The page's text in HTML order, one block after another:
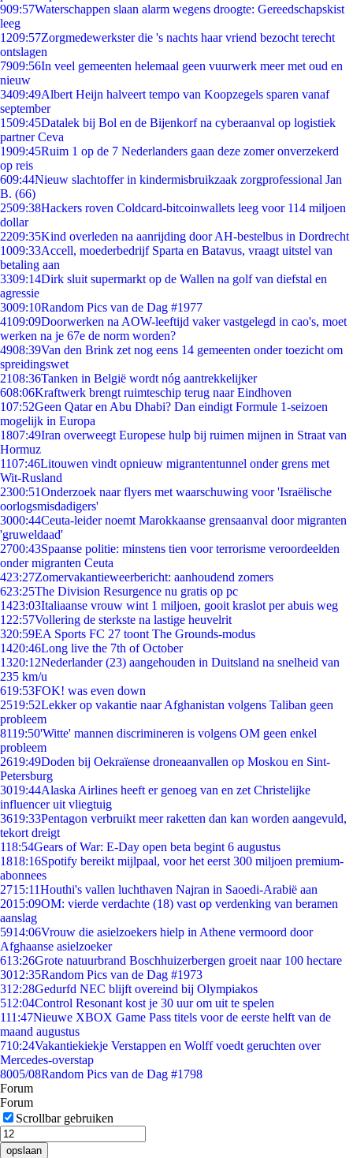
909:57Waterschappen slaan alarm wegens droogte: Gereedschapskist
leeg
1209:57Zorgmedewerkster die 's nachts haar vriend bezocht terecht
ontslagen
7909:56In veel gemeenten helemaal geen vuurwerk meer met oud en
nieuw
3409:49Albert Heijn halveert tempo van Koopzegels sparen vanaf
september
1509:45Datalek bij Bol en de Bijenkorf na cyberaanval op logistiek
partner Ceva
1909:45Ruim 1 op de 7 Nederlanders gaan deze zomer onverzekerd
op reis
609:44Nieuw slachtoffer in kindermisbruikzaak zorgprofessional Jan
B. (66)
2509:38Hackers roven Coldcard-bitcoinwallets leeg voor 114 miljoen
dollar
2209:35Kind overleden na aanrijding door AH-bestelbus in Dordrecht
1009:33Accell, moederbedrijf Sparta en Batavus, vraagt uitstel van
betaling aan
3309:14Dirk sluit supermarkt op de Wallen na golf van diefstal en
agressie
3009:10Random Pics van de Dag #1977
4109:09Doorwerken na AOW-leeftijd vaker vastgelegd in cao's, moet
werken na je 67e de norm worden?
4908:39Van den Brink zet nog eens 14 gemeenten onder toezicht om
spreidingswet
2108:36Tanken in België wordt nóg aantrekkelijker
608:06Kraftwerk brengt ruimteschip terug naar Eindhoven
107:52Geen Qatar en Abu Dhabi? Dan eindigt Formule 1-seizoen
mogelijk in Europa
1807:49Iran overweegt Europese hulp bij ruimen mijnen in Straat van
Hormuz
1107:46Litouwen vindt opnieuw migrantentunnel onder grens met
Wit-Rusland
2300:51Onderzoek naar flyers met waarschuwing voor 'Israëlische
oorlogsmisdadigers'
3000:44Ceuta-leider noemt Marokkaanse grensaanval door migranten
'gruweldaad'
2700:43Spaanse politie: minstens tien voor terrorisme veroordeelden
onder migranten Ceuta
423:27Zomervakantieweerbericht: aanhoudend zomers
623:25The Division Resurgence nu gratis op pc
1423:03Italiaanse vrouw wint 1 miljoen, gooit kraslot per abuis weg
1 22:57Vollering de sterkste na lastige heuvelrit
320:59EA Sports FC 27 toont The Grounds-modus
1420:46Long live the 7th of October
1320:12Nederlander (23) aangehouden in Duitsland na snelheid van
235 km/u
619:53FOK! was even down
2519:52Lekker op vakantie naar Afghanistan volgens Taliban geen
probleem
8119:50'Witte' mannen discrimineren is volgens OM geen enkel
probleem
2619:49Doden bij Oekraïense droneaanvallen op Moskou en Sint-
Petersburg
3019:44Alaska Airlines heeft er genoeg van en zet Christelijke
influencer uit vliegtuig
3619:33Pentagon verbruikt meer raketten dan kan worden aangevuld,
tekort dreigt
118:54Gears of War: E-Day open beta begint 6 augustus
1818:16Spotify bereikt mijlpaal, voor het eerst 300 miljoen premium-
abonnees
2715:11Houthi's vallen luchthaven Najran in Saoedi-Arabië aan
2015:09OM: vierde verdachte (18) vast op verdenking van beramen
aanslag
5914:06Vrouw die asielzoekers hielp in Athene vermoord door
Afghaanse asielzoeker
613:26Grote natuurbrand Boschhuizerbergen groeit naar 100 hectare
3012:35Random Pics van de Dag #1973
312:28Gedurfd NEC blijft overeind bij Olympiakos
512:04Control Resonant kost je 30 uur om uit te spelen
111:47Nieuwe XBOX Game Pass titels voor de eerste helft van de
maand augustus
710:24Vakantiekiekje Verstappen en Wolff voedt geruchten over
Mercedes-overstap
8005/08Random Pics van de Dag #1798
Forum
Forum
Scrollbar gebruiken
opslaan